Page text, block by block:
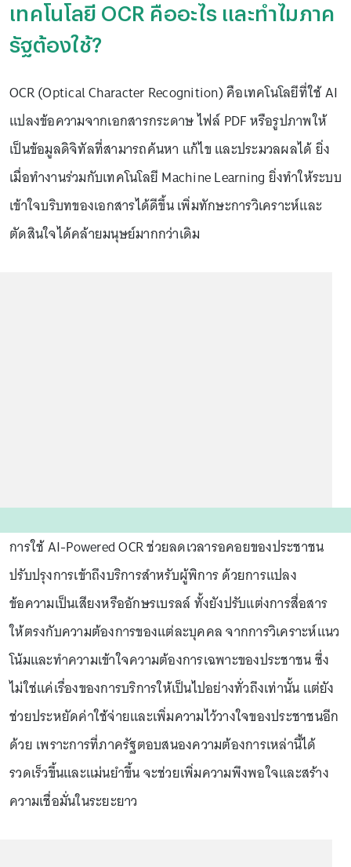
เทคโนโลยี OCR คืออะไร และทำไมภาค
รัฐต้องใช้?
OCR (Optical Character Recognition) คือเทคโนโลยีที่ใช้ AI
แปลงข้อความจากเอกสารกระดาษ ไฟล์ PDF หรือรูปภาพให้
เป็นข้อมูลดิจิทัลที่สามารถค้นหา แก้ไข และประมวลผลได้ ยิ่ง
เมื่อทำงานร่วมกับเทคโนโลยี Machine Learning ยิ่งทำให้ระบบ
เข้าใจบริบทของเอกสารได้ดีขึ้น เพิ่มทักษะการวิเคราะห์และ
ตัดสินใจได้คล้ายมนุษย์มากกว่าเดิม
การใช้ AI-Powered OCR ช่วยลดเวลารอคอยของประชาชน
ปรับปรุงการเข้าถึงบริการสำหรับผู้พิการ ด้วยการแปลง
ข้อความเป็นเสียงหรืออักษรเบรลล์ ทั้งยังปรับแต่งการสื่อสาร
ให้ตรงกับความต้องการของแต่ละบุคคล จากการวิเคราะห์แนว
โน้มและทำความเข้าใจความต้องการเฉพาะของประชาชน ซึ่ง
ไม่ใช่แค่เรื่องของการบริการให้เป็นไปอย่างทั่วถึงเท่านั้น แต่ยัง
ช่วยประหยัดค่าใช้จ่ายและเพิ่มความไว้วางใจของประชาชนอีก
ด้วย เพราะการที่ภาครัฐตอบสนองความต้องการเหล่านี้ได้
รวดเร็วขึ้นและแม่นยำขึ้น จะช่วยเพิ่มความพึงพอใจและสร้าง
ความเชื่อมั่นในระยะยาว